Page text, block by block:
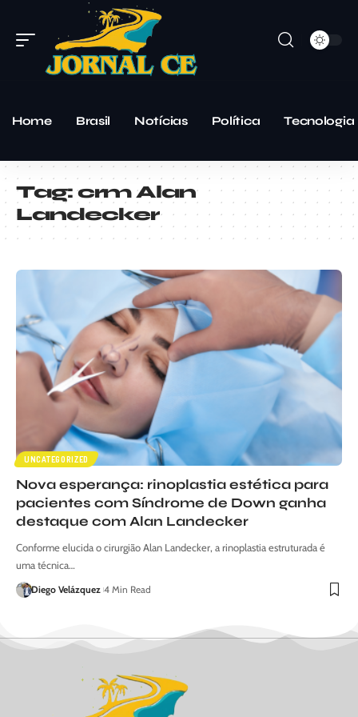
Home Brasil Notícias Política Tecnologia
Tag:crm Alan
Landecker
UNCATEGORIZED
Nova esperança: rinoplastia estética para
pacientes com Síndrome de Down ganha
destaque com Alan Landecker
Conforme elucida o cirurgião Alan Landecker, a rinoplastia estruturada é
uma técnica…
Diego Velázquez 4 Min Read